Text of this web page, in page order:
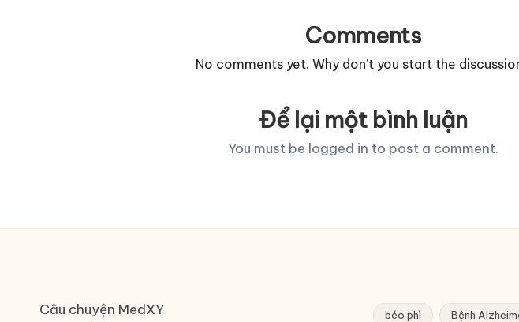
Comments
No comments yet. Why don’t you start the
Để lại một bình luận
You must be logged in to post a comment.
Câu chuyện MedXY béo phì Bệnh